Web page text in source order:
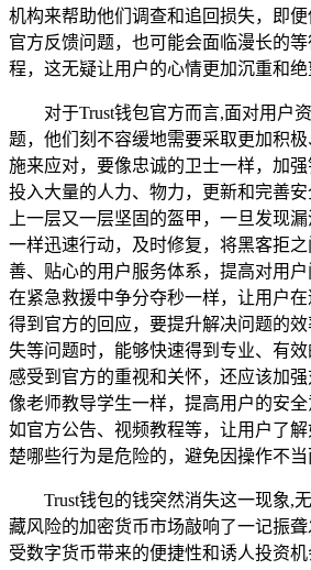
机构来帮助他们调查和追回损失，即
官方反馈问题，也可能会面临漫长的
程，这无疑让用户的心情更加沉重和绝
对于Trust钱包官方而言,面对用户
题，他们刻不容缓地需要采取更加积
施来应对，要像忠诚的卫士一样，加
投入大量的人力、物力，更新和完善
上一层又一层坚固的盔甲，一旦发现
一样迅速行动，及时修复，将黑客拒
善、贴心的用户服务体系，提高对用
在紧急救援中争分夺秒一样，让用户
得到官方的回应，要提升解决问题的
失等问题时，能够快速得到专业、有
感受到官方的重视和关怀，还应该加
像老师教导学生一样，提高用户的安全
如官方公告、视频教程等，让用户了
楚哪些行为是危险的，避免因操作不当
Trust钱包的钱突然消失这一现象,
藏风险的加密货币市场敲响了一记振
受数字货币带来的便捷性和诱人投资